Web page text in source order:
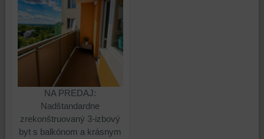
NA PREDAJ:
Nadštandardne
zrekonštruovaný 3-izbový
byt s balkónom a krásnym